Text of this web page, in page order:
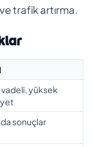
trafik artırma.
vadeli, yüksek
sonuçlar